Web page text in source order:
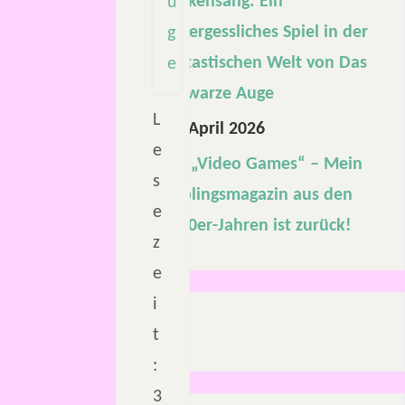
L
e
s
e
z
e
i
t
:
3
unvergessliches Spiel in der
fantastischen Welt von Das
Schwarze Auge
22. April 2026
Die „Video Games“ – Mein
Lieblingsmagazin aus den
1990er-Jahren ist zurück!